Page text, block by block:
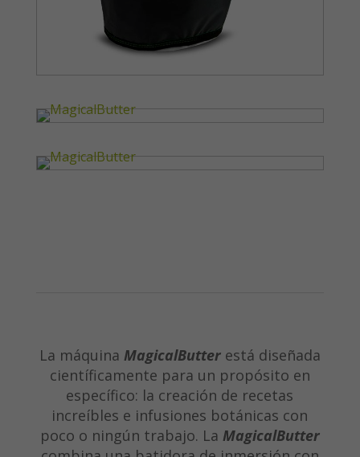
La máquina MagicalButterestá diseñada
científicamente para un propósito en
específico: la creación de recetas
increíbles e infusiones botánicas con
poco o ningún trabajo. La MagicalButter